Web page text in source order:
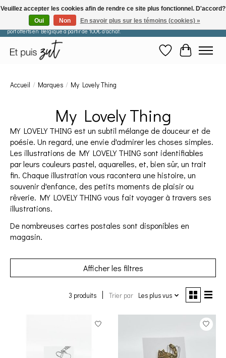
Les commandes passées après le 29 juillet seront expédiées à partir du 11 août. Frais de
port offerts en Belgique à partir de 100€ d'achat.
Liste de souhaits
Panier
Accueil / Marques / My Lovely Thing
My Lovely Thing
MY LOVELY THING est un subtil mélange de douceur et de
poésie. Un regard, une envie d'admirer les choses simples.
Les illustrations de MY LOVELY THING sont identifiables
par leurs couleurs pastel, aquarelles, et, bien sûr, un trait
fin. Chaque illustration vous racontera une histoire, un
souvenir d'enfance, des petits moments de plaisir ou
rêverie. MY LOVELY THING vous fait voyager à travers ses
illustrations.
De nombreuses cartes postales sont disponibles en
magasin.
Afficher les filtres
3 produits Trier par Les plus vus
Veuillez accepter les cookies afin de rendre ce site plus fonctionnel. D'accord?
Oui
Non En savoir plus sur les témoins (cookies) »